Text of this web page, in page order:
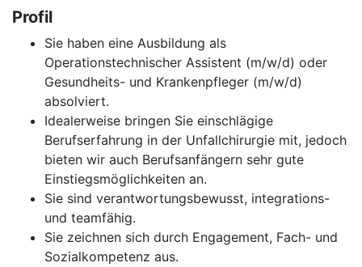
Profil
Sie haben eine Ausbildung als
Operationstechnischer Assistent (m/w/d) oder
Gesundheits- und Krankenpfleger (m/w/d)
absolviert.
Idealerweise bringen Sie einschlägige
Berufserfahrung in der Unfallchirurgie mit, jedoch
bieten wir auch Berufsanfängern sehr gute
Einstiegsmöglichkeiten an.
Sie sind verantwortungsbewusst, integrations-
und teamfähig.
Sie zeichnen sich durch Engagement, Fach- und
Sozialkompetenz aus.